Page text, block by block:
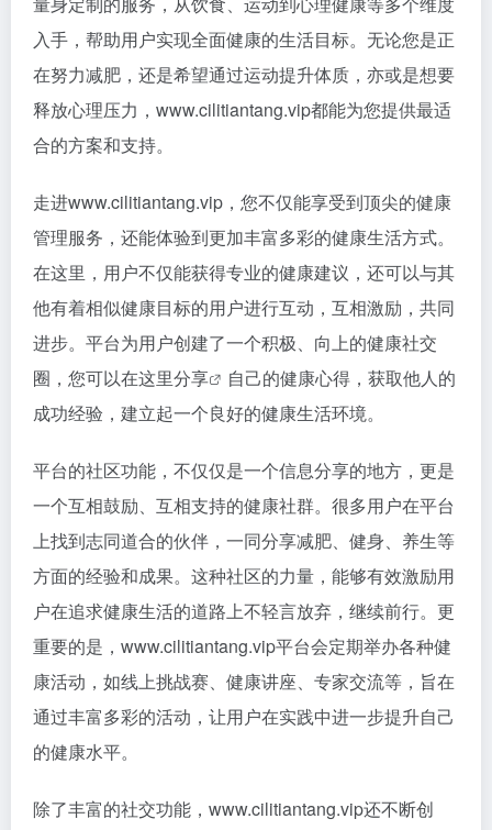
入手，帮助用户实现全面健康的生活目标。无论您是正
在努力减肥，还是希望通过运动提升体质，亦或是想要
释放心理压力，www.cilitiantang.vip都能为您提供最适
合的方案和支持。
走进www.cilitiantang.vip，您不仅能享受到顶尖的健康
管理服务，还能体验到更加丰富多彩的健康生活方式。
在这里，用户不仅能获得专业的健康建议，还可以与其
他有着相似健康目标的用户进行互动，互相激励，共同
进步。平台为用户创建了一个积极、向上的健康社交
圈，您可以在这里分享
自己的健康心得，获取他人的
成功经验，建立起一个良好的健康生活环境。
平台的社区功能，不仅仅是一个信息分享的地方，更是
一个互相鼓励、互相支持的健康社群。很多用户在平台
上找到志同道合的伙伴，一同分享减肥、健身、养生等
方面的经验和成果。这种社区的力量，能够有效激励用
户在追求健康生活的道路上不轻言放弃，继续前行。更
重要的是，www.cilitiantang.vip平台会定期举办各种健
康活动，如线上挑战赛、健康讲座、专家交流等，旨在
通过丰富多彩的活动，让用户在实践中进一步提升自己
的健康水平。
除了丰富的社交功能，www.cilitiantang.vip还不断创